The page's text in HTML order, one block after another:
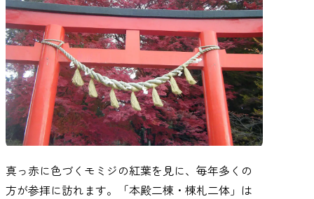
真っ赤に色づくモミジの紅葉を見に、毎年多くの
方が参拝に訪れます。「本殿二棟・棟札二体」は